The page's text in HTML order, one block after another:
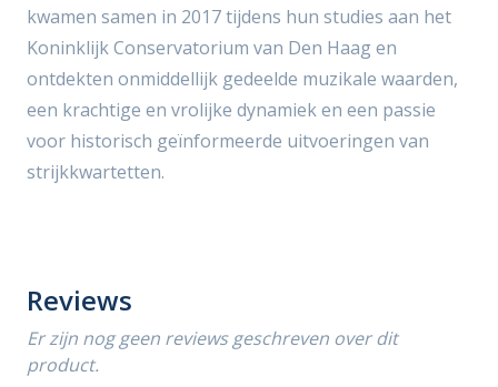
kwamen samen in 2017 tijdens hun studies aan het
Koninklijk Conservatorium van Den Haag en
ontdekten onmiddellijk gedeelde muzikale waarden,
een krachtige en vrolijke dynamiek en een passie
voor historisch geïnformeerde uitvoeringen van
strijkkwartetten.
Reviews
Er zijn nog geen reviews geschreven over dit
product.